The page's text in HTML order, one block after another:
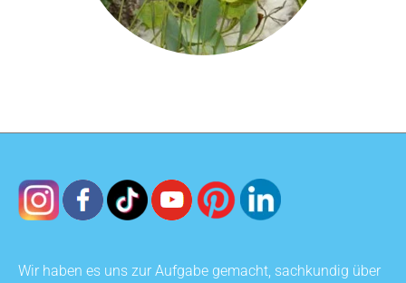
Wir haben es uns zur Aufgabe gemacht, sachkundig über